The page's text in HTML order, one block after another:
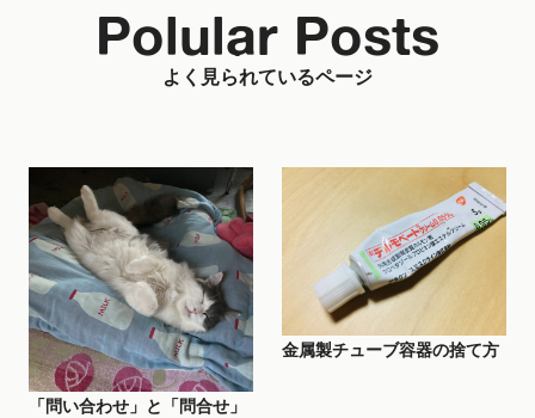
よく見られているページ
Polular Posts
「問い合わせ」と「問合せ」
金属製チューブ容器の捨て方